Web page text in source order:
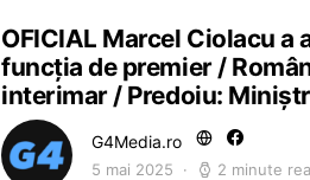
OFICIAL Marcel Ciolacu
funcția de premier /
interimar / Predoiu:
G4Media.ro
5 mai 2025 2 minute